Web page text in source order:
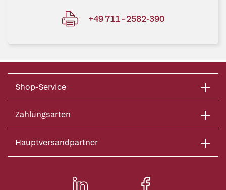
+49 711 - 2582-390
Shop-Service
Zahlungsarten
Hauptversandpartner